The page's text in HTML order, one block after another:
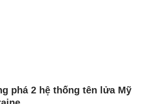
phá 2 hệ thống tên lửa Mỹ